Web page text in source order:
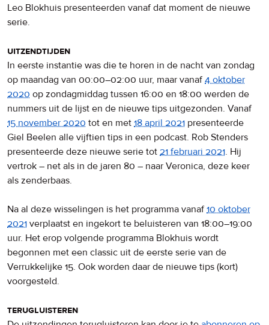
Leo Blokhuis presenteerden vanaf dat moment de nieuwe
serie.
uitzendtijden
In eerste instantie was die te horen in de nacht van zondag
op maandag van 00:00–02:00 uur, maar vanaf4 oktober
2020 op zondagmiddag tussen 16:00 en 18:00 werden de
nummers uit de lijst en de nieuwe tips uitgezonden. Vanaf
15 november 2020 tot en met 18 april 2021 presenteerde
Giel Beelen alle vijftien tips in een podcast. Rob Stenders
presenteerde deze nieuwe serie tot 21 februari 2021. Hij
vertrok – net als in de jaren 80 – naar Veronica, deze keer
als zenderbaas.
Na al deze wisselingen is het programma vanaf10 oktober
2021 verplaatst en ingekort te beluisteren van 18:00–19:00
uur. Het erop volgende programma Blokhuis wordt
begonnen met een classic uit de eerste serie van de
Verrukkelijke 15. Ook worden daar de nieuwe tips (kort)
voorgesteld.
terugluisteren